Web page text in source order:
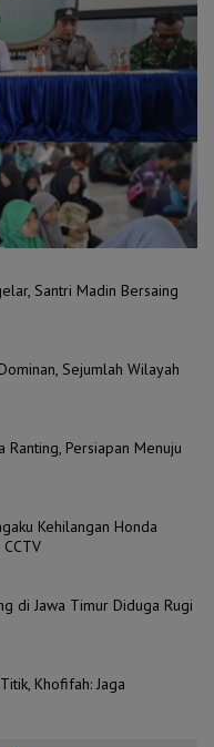
Santri Madin Bersaing
Sejumlah Wilayah
Persiapan Menuju
Kehilangan Honda
di Jawa Timur Diduga Rugi
Khofifah: Jaga